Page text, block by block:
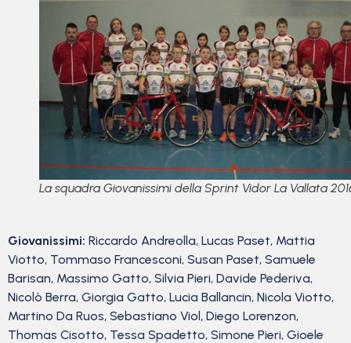
La squadra Giovanissimi della Sprint Vidor La Vallata
Giovanissimi: Riccardo Andreolla, Lucas Paset, Mattia
Viotto, Tommaso Francesconi, Susan Paset, Samuele
Barisan, Massimo Gatto, Silvia Pieri, Davide Pederiva,
Nicolò Berra, Giorgia Gatto, Lucia Ballancin, Nicola Viotto,
Martino Da Ruos, Sebastiano Viol, Diego Lorenzon,
Thomas Cisotto, Tessa Spadetto, Simone Pieri, Gioele